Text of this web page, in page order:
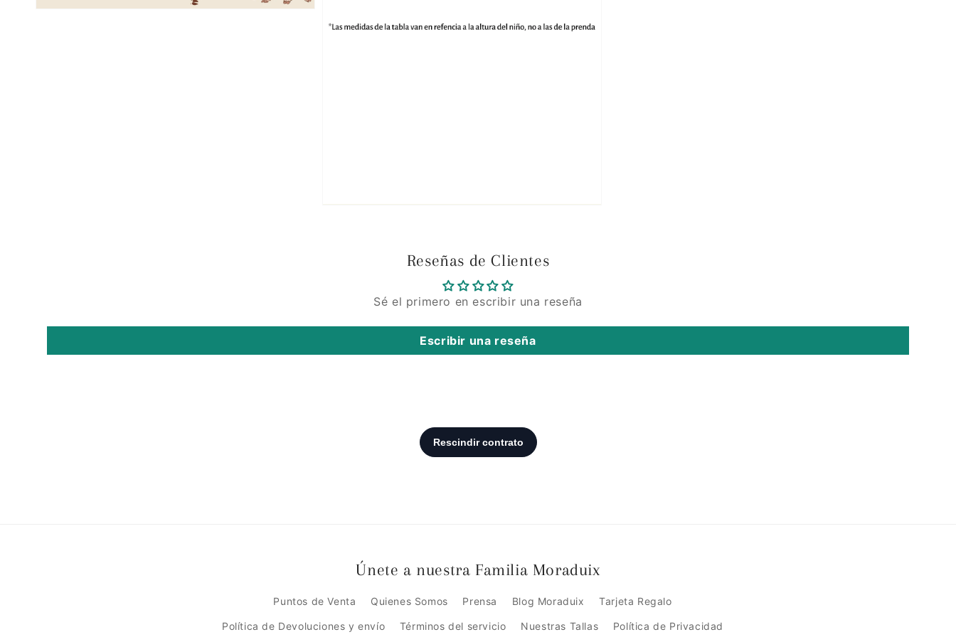
elemento
Reseñas de Clientes
Sé el primero en escribir una reseña
Escribir una reseña
Únete a nuestra Familia Moraduix
Puntos de Venta Quienes Somos Prensa Blog Moraduix Tarjeta Regalo
Política de Devoluciones y envío Términos del servicio Nuestras Tallas Política de Privacidad